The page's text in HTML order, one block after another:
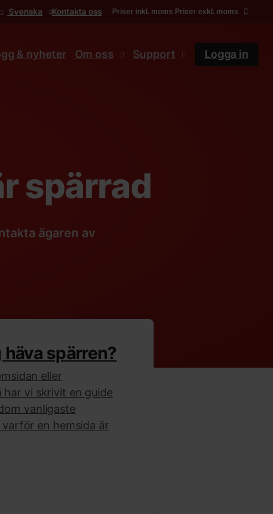
Svenska Kontakta oss Priser inkl. moms Priser exkl. moms
& nyheter Om oss Support Logga in
spärrad
ägaren av
spärren?
eller
vi skrivit en guide
vanligaste
en hemsida är